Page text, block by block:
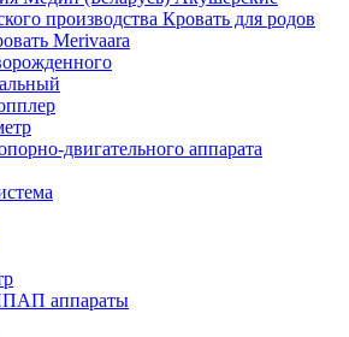
производства Кровать для родов
Merivaara
двигательного аппарата
аппараты